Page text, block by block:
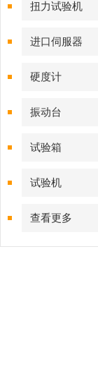
扭力试验机
进口伺服器
硬度计
振动台
试验箱
试验机
查看更多